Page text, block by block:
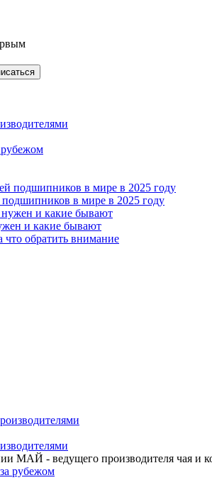
в мире в 2025 году
и какие бывают
обратить внимание
МАЙ - ведущего производителя чая и